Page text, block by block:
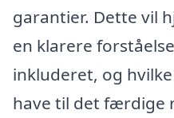
garantier. Dette vil
en klarere
inkluderet, og
have til det færdige